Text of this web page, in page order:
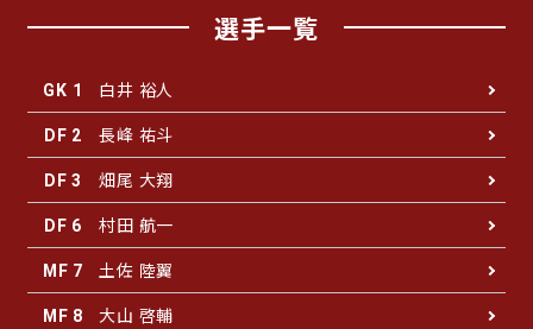
選手一覧
GK 1 白井 裕人
DF 2 長峰 祐斗
DF 3 畑尾 大翔
DF 6 村田 航一
MF 7 土佐 陸翼
MF 8 大山 啓輔